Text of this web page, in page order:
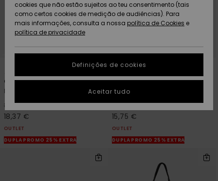
Artigos
recém-
chegados
Coleções
Artigos
recém-
chegados
Highlights
Community
AJUDA
Protecção de
dados
Guia de
tamanhos
conversa para
obteres a
resposta mais
rápida à tua
conversa
SUSTAINABILITY
PRESENTE
LISTA DE
DESEJO
Coolcross
Mala de tiracolo Bege Mulher
35,00 € 48%
18,37 €
OUTLET
DUPLA PROMO 25% EXTRA
1
Callow
Boné Branco Mulher
48%
15,75 €
OUTLET
DUPLA PROMO 25% EXTRA
cookies que não estão sujeitos ao teu consentimento (tais
como certos cookies de medição de audiências). Para
mais informações, consulta a nossa política de Cookies e
política de privacidade
Definições de cookies
Aceitar tudo